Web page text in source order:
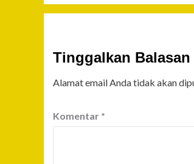
Tinggalkan Balasan
Alamat email Anda tidak akan
Komentar *